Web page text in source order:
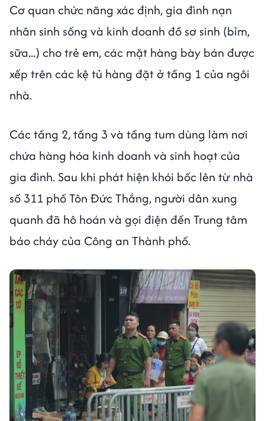
Cơ quan chức năng xác định, gia đình nạn
nhân sinh sống và kinh doanh đồ sơ sinh (bỉm,
sữa...) cho trẻ em, các mặt hàng bày bán được
xếp trên các kệ tủ hàng đặt ở tầng 1 của ngôi
nhà.
Các tầng 2, tầng 3 và tầng tum dùng làm nơi
chứa hàng hóa kinh doanh và sinh hoạt của
gia đình. Sau khi phát hiện khói bốc lên từ nhà
số 311 phố Tôn Đức Thắng, người dân xung
quanh đã hô hoán và gọi điện đến Trung tâm
báo cháy của Công an Thành phố.